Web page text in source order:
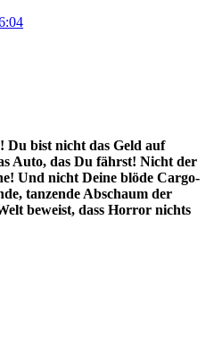
Du bist nicht das Geld auf
Auto, das Du fährst! Nicht der
Und nicht Deine blöde Cargo-
tanzende Abschaum der
beweist, dass Horror nichts